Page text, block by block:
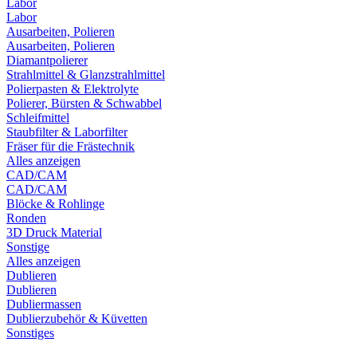
Labor
Labor
Ausarbeiten, Polieren
Ausarbeiten, Polieren
Diamantpolierer
Strahlmittel & Glanzstrahlmittel
Polierpasten & Elektrolyte
Polierer, Bürsten & Schwabbel
Schleifmittel
Staubfilter & Laborfilter
Fräser für die Frästechnik
Alles anzeigen
CAD/CAM
CAD/CAM
Blöcke & Rohlinge
Ronden
3D Druck Material
Sonstige
Alles anzeigen
Dublieren
Dublieren
Dubliermassen
Dublierzubehör & Küvetten
Sonstiges